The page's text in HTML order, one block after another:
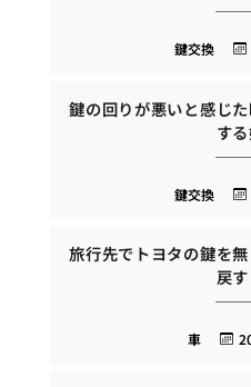
鍵交換
鍵の回りが悪いと感じ
す
鍵交換
旅行先でトヨタの鍵を
戻
車